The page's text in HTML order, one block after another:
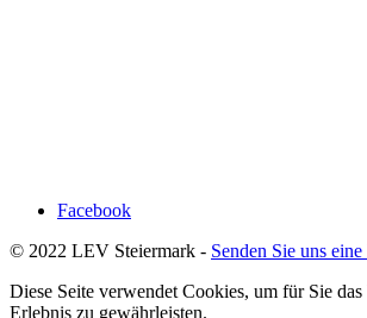
Facebook
© 2022 LEV Steiermark - Senden Sie uns
Diese Seite verwendet Cookies, um für Sie
Erlebnis zu gewährleisten.